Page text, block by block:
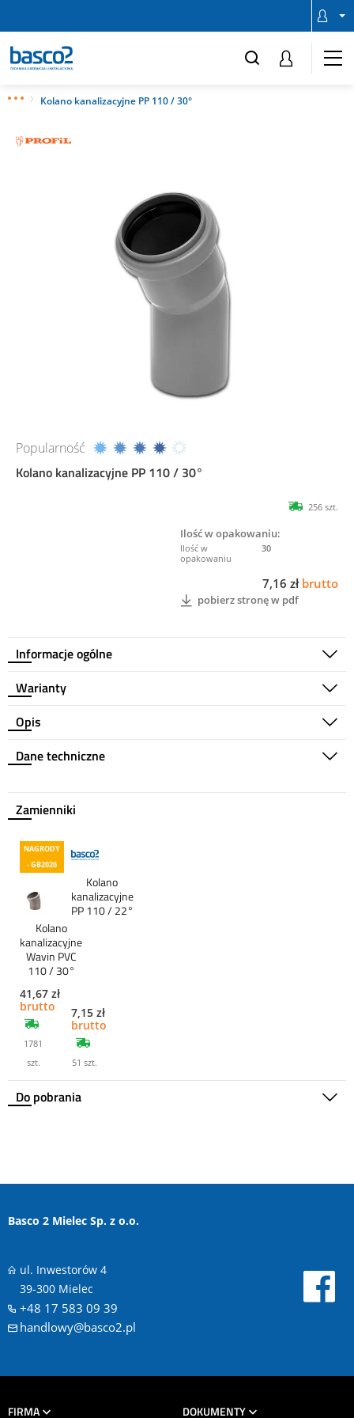
Kolano kanalizacyjne PP 110 / 30°
Popularność
Kolano kanalizacyjne PP 110 / 30°
Informacje ogólne
256 szt.
Ilość w opakowaniu:
30
7,16 zł brutto
pobierz stronę w pdf
Warianty
Opis
Dane techniczne
Zamienniki
NAGRODY
- GB2026
Kolano
kanalizacyjne
Wavin PVC
110 / 30°
41,67 zł
brutto
1781
szt.
Kolano
kanalizacyjne
PP 110 / 22°
7,15 zł
brutto
51 szt.
Do pobrania
Basco 2 Mielec Sp. z o.o.
ul. Inwestorów 4
39-300 Mielec
+48 17 583 09 39
handlowy@basco2.pl
FIRMA DOKUMENTY